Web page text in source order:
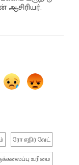
ஆசிரியர்.
ரோ எதிர் வேட்
உரிமை